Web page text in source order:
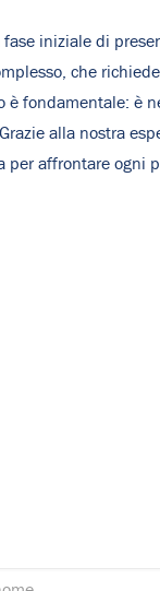
fase iniziale di
che
è fondamentale: è
alla nostra
affrontare ogni